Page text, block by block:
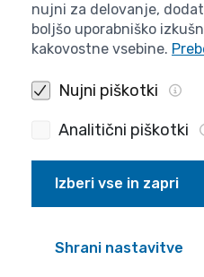
nujni za delovanje,
boljšo uporabniško
kakovostne vsebine.
Nujni piškotki
Analitični piškotki
Izberi vse in zapri
Shrani nastavitve